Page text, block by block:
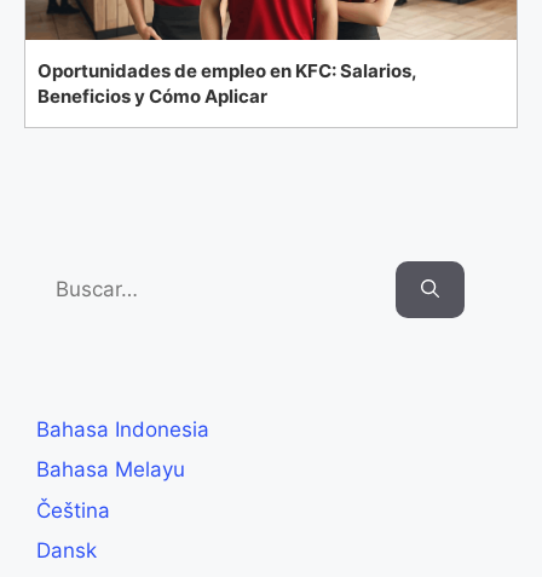
Oportunidades de empleo en KFC: Salarios,
Beneficios y Cómo Aplicar
for:
Bahasa Indonesia
Bahasa Melayu
Čeština
Dansk